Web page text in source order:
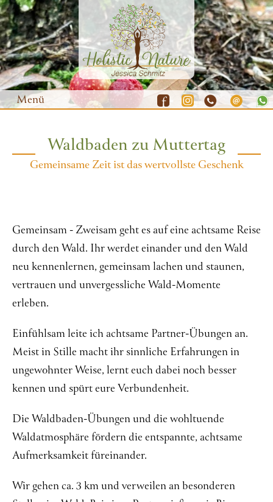
Menü
Waldbaden
Yoga
Gutscheine
Termine
Über mich
Waldbaden zu Muttertag
Gemeinsame Zeit ist das wertvollste Geschenk
Gemeinsam - Zweisam geht es auf eine achtsame Reise
durch den Wald. Ihr werdet einander und den Wald
neu kennenlernen, gemeinsam lachen und staunen,
vertrauen und unvergessliche Wald-Momente
erleben.
Einfühlsam leite ich achtsame Partner-Übungen an.
Meist in Stille macht ihr sinnliche Erfahrungen in
ungewohnter Weise, lernt euch dabei noch besser
kennen und spürt eure Verbundenheit.
Die Waldbaden-Übungen und die wohltuende
Waldatmosphäre fördern die entspannte, achtsame
Aufmerksamkeit füreinander.
Wir gehen ca. 3 km und verweilen an besonderen